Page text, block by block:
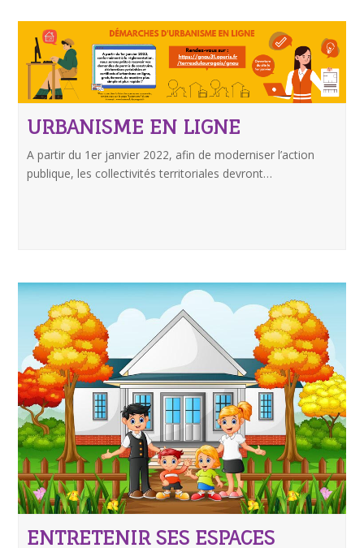
URBANISME EN LIGNE
A partir du 1er janvier 2022, afin de moderniser l’action
publique, les collectivités territoriales devront…
ENTRETENIR SES ESPACES